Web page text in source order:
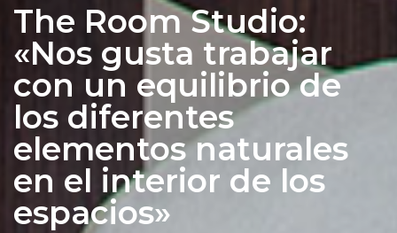
The Room Studio:
«Nos gusta trabajar
con un equilibrio de
los diferentes
elementos naturales
en el interior de los
espacios»